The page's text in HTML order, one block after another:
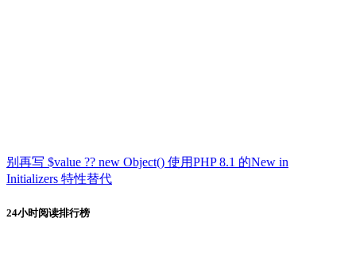
别再写 $value ?? new Object() 使用PHP 8.1 的New in
Initializers 特性替代
24小时阅读排行榜